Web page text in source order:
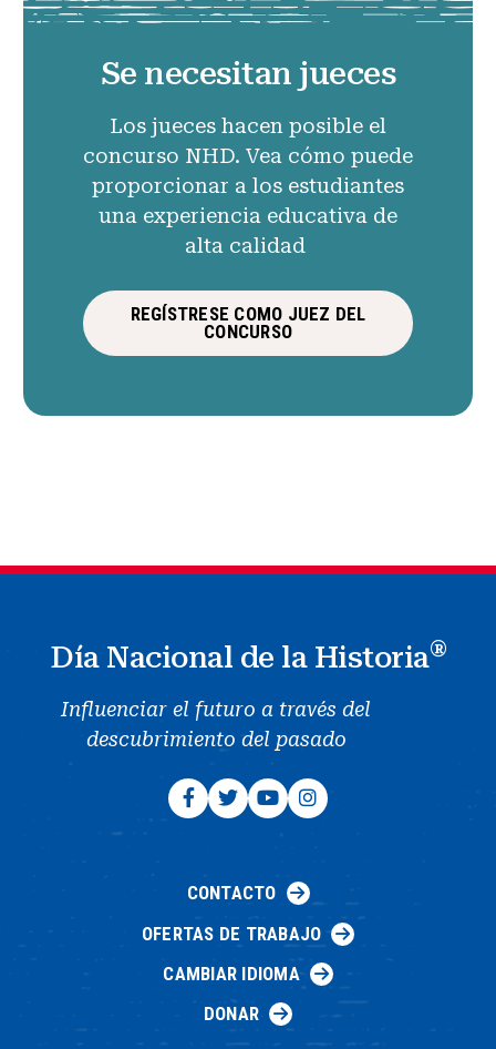
Se necesitan jueces
Los jueces hacen posible el
concurso NHD. Vea cómo puede
proporcionar a los estudiantes
una experiencia educativa de
alta calidad
REGÍSTRESE COMO JUEZ DEL
CONCURSO
Día Nacional de la Historia®
Influenciar el futuro a través del
descubrimiento del pasado
CONTACTO
OFERTAS DE TRABAJO
CAMBIAR IDIOMA
DONAR